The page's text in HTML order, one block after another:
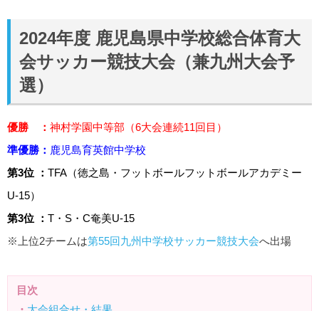
2024年度 鹿児島県中学校総合体育大
会サッカー競技大会（兼九州大会予
選）
優勝 ： 神村学園中等部 （6大会連続11回目）
準優勝： 鹿児島育英館中学校
第3位 ： TFA（徳之島・フットボールフットボールアカデミー
U-15）
第3位 ： T・S・C奄美U-15
※上位2チームは第55回九州中学校サッカー競技大会へ出場
目次